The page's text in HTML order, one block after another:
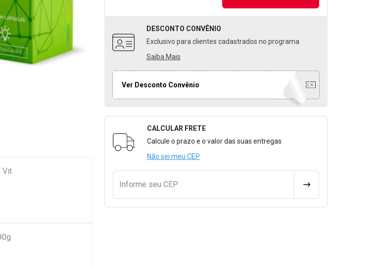
DESCONTO CONVÊNIO
Exclusivo para clientes cadastrados no programa
Saiba Mais
Ver Desconto Convênio
Formulário para Calcular o Frete
CALCULAR FRETE
Calcule o prazo e o valor das suas entregas
Não sei meu CEP
Informe seu CEP CALCULAR FRETE
Vit